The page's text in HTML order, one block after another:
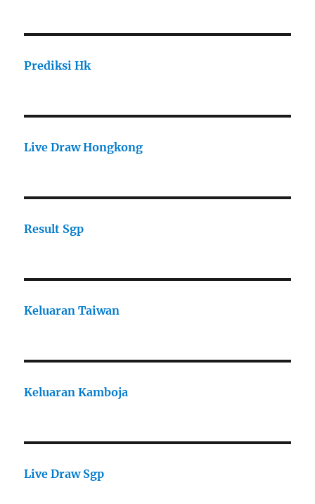
Prediksi Hk
Live Draw Hongkong
Result Sgp
Keluaran Taiwan
Keluaran Kamboja
Live Draw Sgp